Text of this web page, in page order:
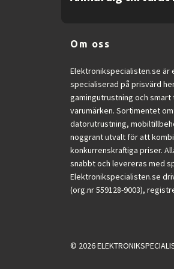
Smart
Fördelar
Mer
Skyddar
Om oss
Elektronikspecialisten.se är
specialiserad på prisvärd
gamingutrustning och smart
varumärken. Sortimentet
datorutrustning,
noggrant utvalt för att
konkurrenskraftiga priser.
snabbt och levereras med
Elektronikspecialisten.se
(org.nr 559128-9003),
© 2026